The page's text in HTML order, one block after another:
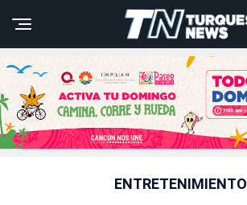
ENTRETENIMIENTO